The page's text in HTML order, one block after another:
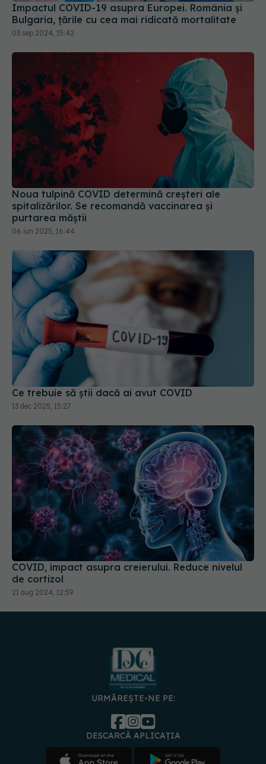
Noua tulpină COVID determină creșteri ale
spitalizărilor. Se recomandă vaccinarea și
purtarea măștii
06 iun 2025, 16:44
Ce trebuie să știi dacă ai avut COVID
13 dec 2025, 15:27
COVID, impact asupra creierului. Reduce nivelul
de cortizol
URMĂREȘTE-NE PE:
DESCARCĂ APLICAȚIA
Politica de
Gestionați